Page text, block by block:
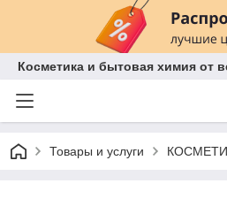
Косметика и бытовая химия от
Товары и услуги